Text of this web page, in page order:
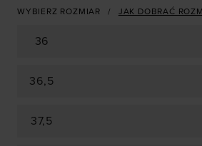
WYBIERZ ROZMIAR JAK DOBRAĆ
36
36,5
37,5